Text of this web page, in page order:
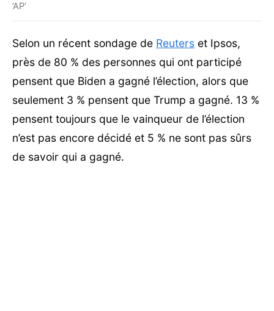
’AP’
Selon un récent sondage de Reuters et Ipsos,
près de 80 % des personnes qui ont participé
pensent que Biden a gagné l’élection, alors que
seulement 3 % pensent que Trump a gagné. 13 %
pensent toujours que le vainqueur de l’élection
n’est pas encore décidé et 5 % ne sont pas sûrs
de savoir qui a gagné.